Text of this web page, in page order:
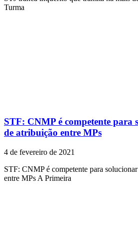
Turma
STF: CNMP é competente para
de atribuição entre MPs
4 de fevereiro de 2021
STF: CNMP é competente para
entre MPs A Primeira